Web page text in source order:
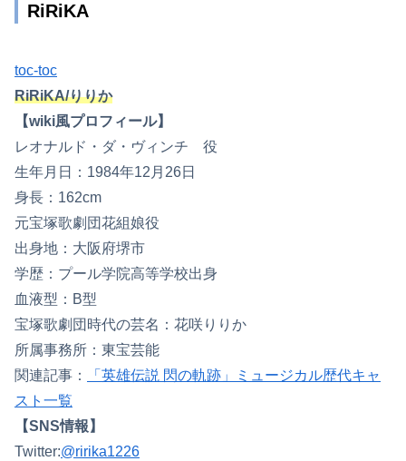
RiRiKA
toc-toc
RiRiKA/りりか
【wiki風プロフィール】
レオナルド・ダ・ヴィンチ 役
生年月日：1984年12月26日
身長：162cm
元宝塚歌劇団花組娘役
出身地：大阪府堺市
学歴：プール学院高等学校出身
血液型：B型
宝塚歌劇団時代の芸名：花咲りりか
所属事務所：東宝芸能
関連記事：
「英雄伝説 閃の軌跡」ミュージカル歴代キャ
スト一覧
【SNS情報】
Twitter:@ririka1226